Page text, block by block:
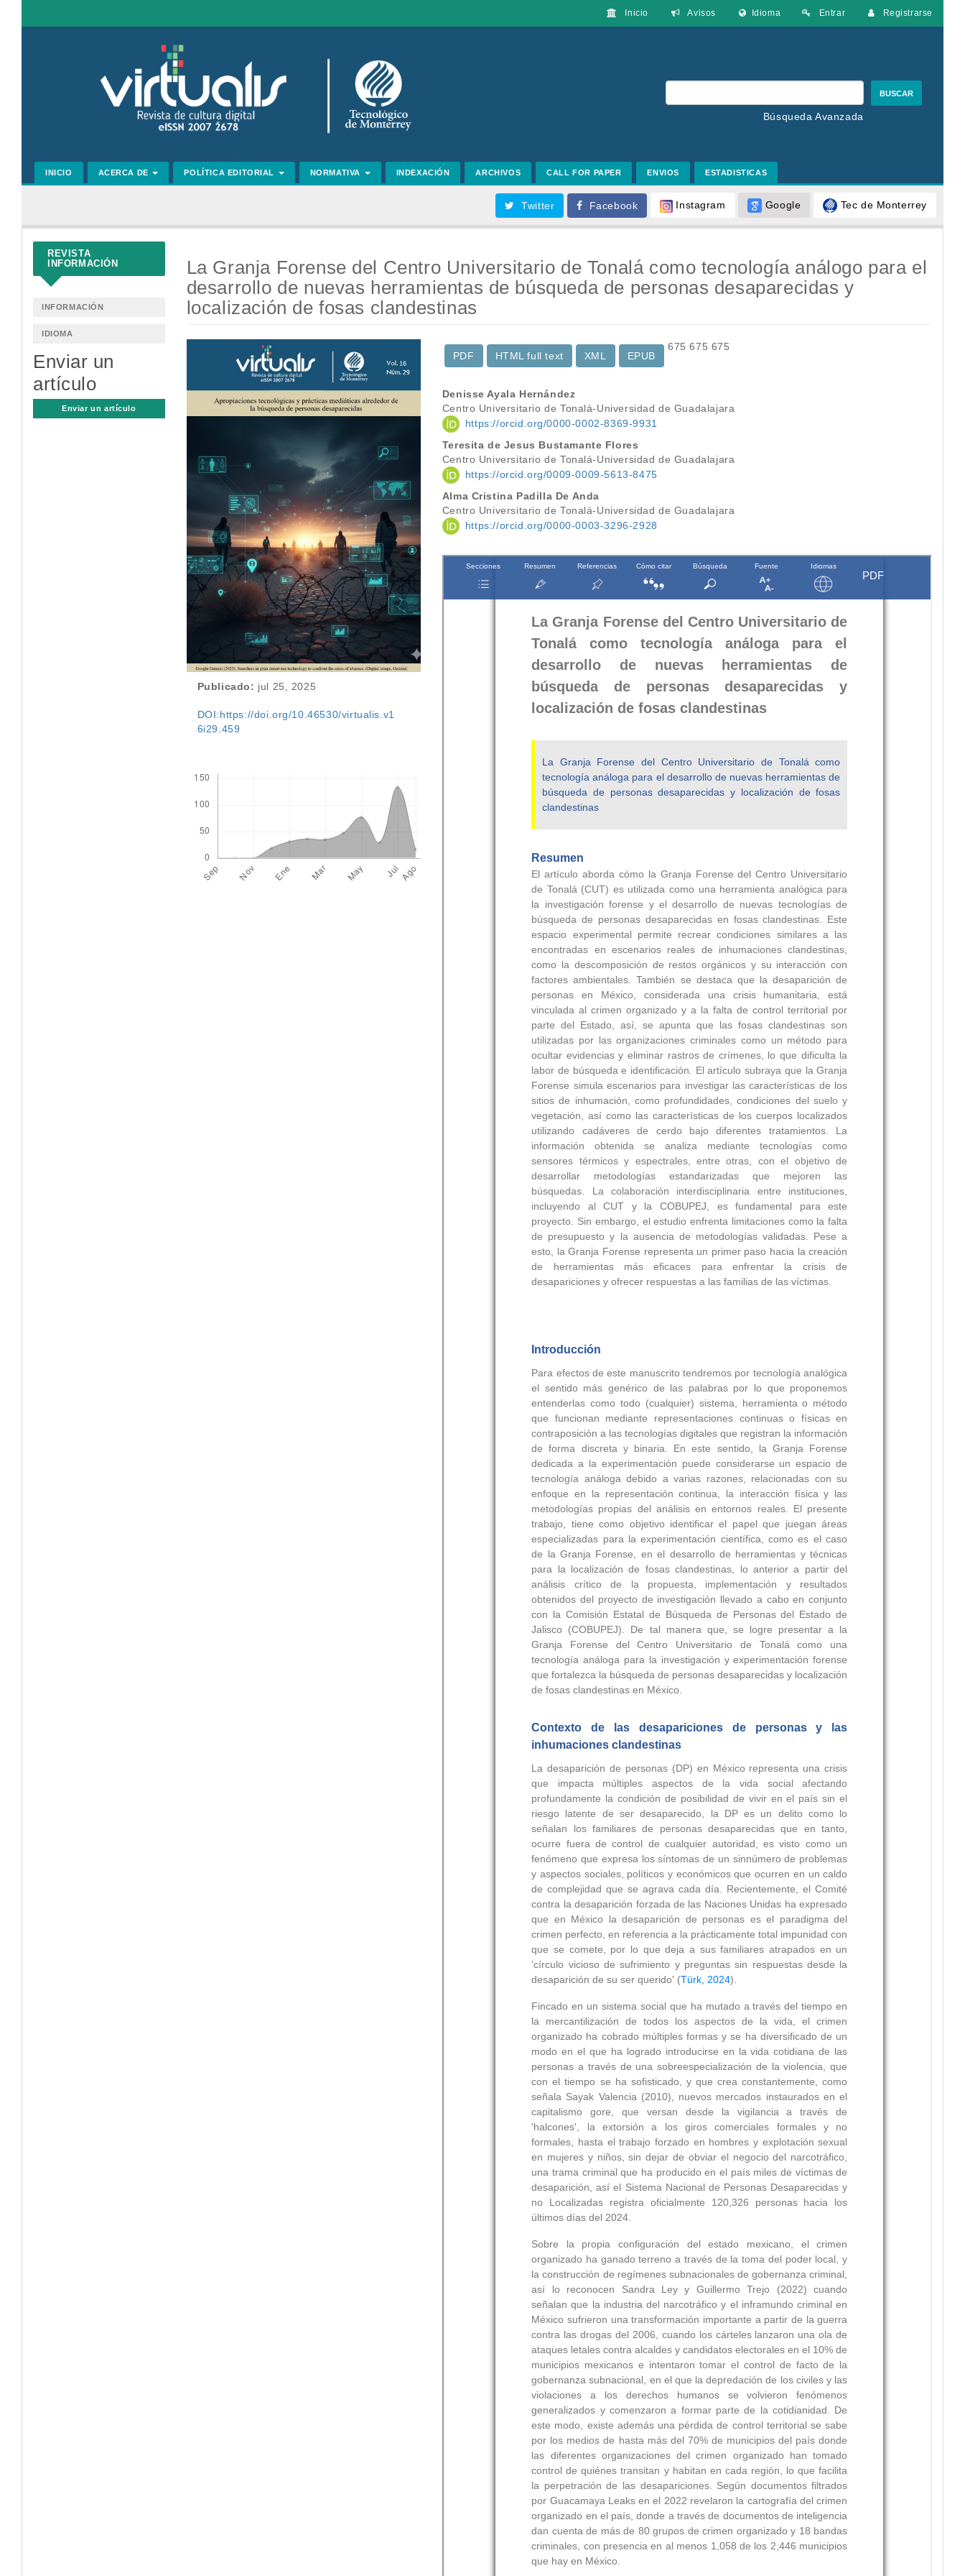
Entrar Registrarse
Inicio Avisos Idioma
BUSCAR
Búsqueda Avanzada
INICIO ACERCA DE POLÍTICA EDITORIAL NORMATIVA INDEXACIÓN ARCHIVOS CALL FOR PAPER ENVIOS ESTADISTICAS
Twitter Facebook Instagram Google Tec de Monterrey
REVISTA
INFORMACIÓN
INFORMACIÓN
IDIOMA
Enviar un
artículo
Enviar un artículo
La Granja Forense del Centro Universitario de Tonalá como tecnología análogo para el
desarrollo de nuevas herramientas de búsqueda de personas desaparecidas y
localización de fosas clandestinas
lateral
del
artículo
Publicado: jul 25, 2025
DOI:https://doi.org/10.46530/virtualis.v1
6i29.459
675
PDF
675
HTML full text
XML
675
EPUB
Contenido
principal
del
artículo
Denisse Ayala Hernández
Centro Universitario de Tonalá-Universidad de Guadalajara
https://orcid.org/0000-0002-8369-9931
Teresita de Jesus Bustamante Flores
Centro Universitario de Tonalá-Universidad de Guadalajara
https://orcid.org/0009-0009-5613-8475
Alma Cristina Padilla De Anda
Centro Universitario de Tonalá-Universidad de Guadalajara
https://orcid.org/0000-0003-3296-2928